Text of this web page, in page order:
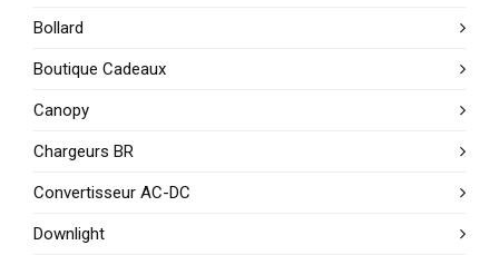
Bollard
Boutique Cadeaux
Canopy
Chargeurs BR
Convertisseur AC-DC
Downlight